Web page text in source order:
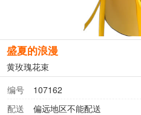
盛夏的浪漫
黄玫瑰花束
编号
107162
配送
偏远地区不能配送